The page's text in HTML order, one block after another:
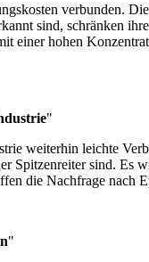
verbunden.
sind, schränken
einer hohen
"
weiterhin leichte
Spitzenreiter sind. Es
die Nachfrage nach
"